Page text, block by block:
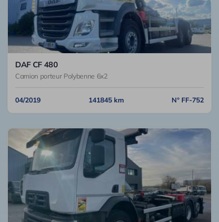
DAF CF 480
Camion porteur Polybenne 6x2
04/2019 141845 km N° FF-752